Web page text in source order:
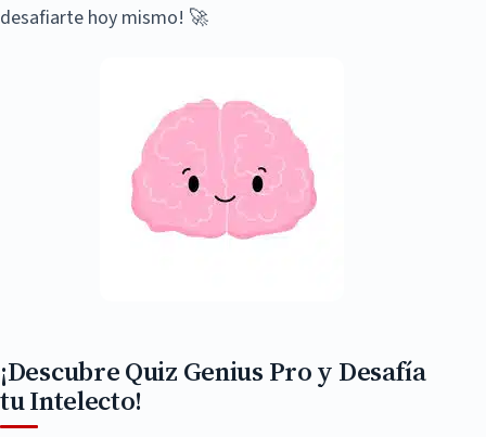
desafiarte hoy mismo! 🚀
¡Descubre Quiz Genius Pro y Desafía
tu Intelecto!